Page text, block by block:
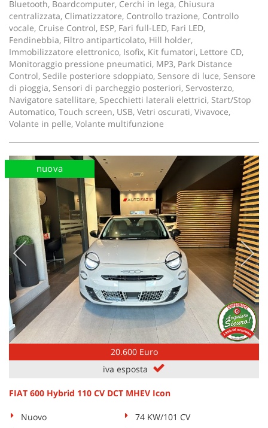
Bluetooth, Boardcomputer, Cerchi in lega, Chiusura
centralizzata, Climatizzatore, Controllo trazione, Controllo
vocale, Cruise Control, ESP, Fari full-LED, Fari LED,
Fendinebbia, Filtro antiparticolato, Hill holder,
Immobilizzatore elettronico, Isofix, Kit fumatori, Lettore CD,
Monitoraggio pressione pneumatici, MP3, Park Distance
Control, Sedile posteriore sdoppiato, Sensore di luce, Sensore
di pioggia, Sensori di parcheggio posteriori, Servosterzo,
Navigatore satellitare, Specchietti laterali elettrici, Start/Stop
Automatico, Touch screen, USB, Vetri oscurati, Vivavoce,
Volante in pelle, Volante multifunzione
20.600 Euro
iva esposta
nuova
FIAT 600 Hybrid 110 CV DCT MHEV Icon
Nuovo
74 KW/101 CV